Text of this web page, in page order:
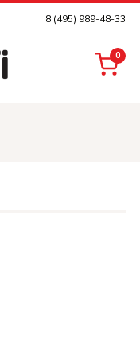
8 (495) 989-48-33
0